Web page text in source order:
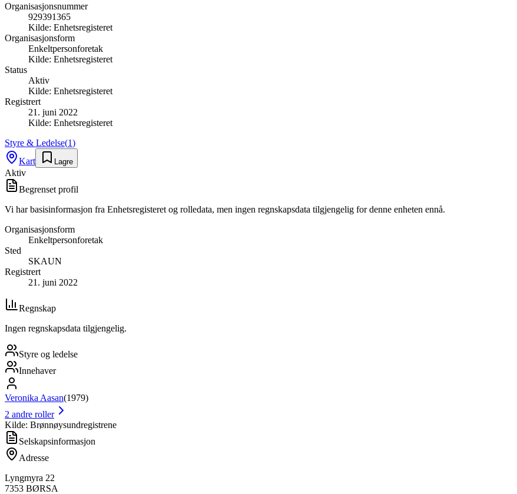
Organisasjonsnummer
929391365
Kilde: Enhetsregisteret
Organisasjonsform
Enkeltpersonforetak
Kilde: Enhetsregisteret
Status
Aktiv
Kilde: Enhetsregisteret
Registrert
21. juni 2022
Kilde: Enhetsregisteret
Styre & Ledelse(1)
Kart
Lagre
Aktiv
Begrenset profil
Vi har basisinformasjon fra Enhetsregisteret og rolledata, men ingen regnskapsdata tilgjengelig for denne enheten ennå.
Organisasjonsform
Enkeltpersonforetak
Sted
SKAUN
Registrert
21. juni 2022
Regnskap
Ingen regnskapsdata tilgjengelig.
Styre og ledelse
Innehaver
Veronika Aasan(1979)
2 andre roller
Kilde: Brønnøysundregistrene
Selskapsinformasjon
Adresse
Lyngmyra 22
7353 BØRSA